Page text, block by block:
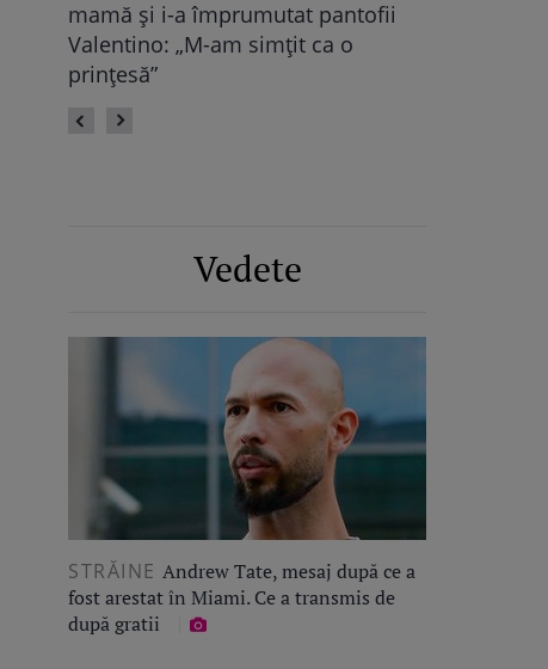
Vedete
STRĂINE Andrew Tate, mesaj după ce a
fost arestat în Miami. Ce a transmis de
după gratii